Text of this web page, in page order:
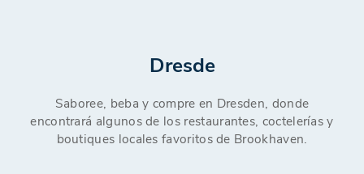
Dresde
Saboree, beba y compre en Dresden, donde
encontrará algunos de los restaurantes, coctelerías y
boutiques locales favoritos de Brookhaven.